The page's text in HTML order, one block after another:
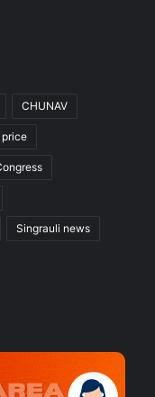
CHUNAV
Singrauli news